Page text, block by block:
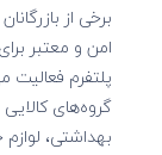
برخی از
امن و معتبر
پلتفرم
گروه‌های کالایی
بهداشتی،